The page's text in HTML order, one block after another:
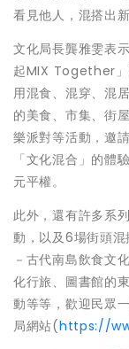
看見他人，混搭出
文化局長龔雅雯表
起MIX Together」
用混食、混穿、混
的美食、市集、街
樂派對等活動，邀
「文化混合」的體
元平權。
此外，還有許多系
動，以及6場街頭
－古代南島飲食文
化行旅、圖書館的
動等等，歡迎民眾
局網站(https://